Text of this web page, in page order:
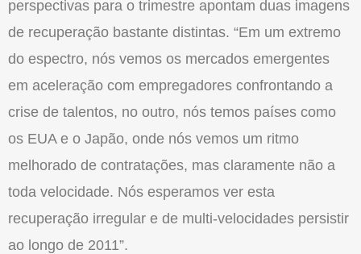
perspectivas para o trimestre apontam duas imagens
de recuperação bastante distintas. “Em um extremo
do espectro, nós vemos os mercados emergentes
em aceleração com empregadores confrontando a
crise de talentos, no outro, nós temos países como
os EUA e o Japão, onde nós vemos um ritmo
melhorado de contratações, mas claramente não a
toda velocidade. Nós esperamos ver esta
recuperação irregular e de multi-velocidades persistir
ao longo de 2011”.